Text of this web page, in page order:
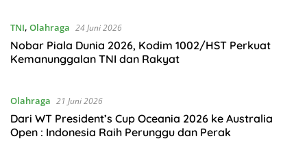
TNI, Olahraga 24 Juni 2026
Nobar Piala Dunia 2026, Kodim 1002/HST Perkuat
Kemanunggalan TNI dan Rakyat
Olahraga 21 Juni 2026
Dari WT President’s Cup Oceania 2026 ke Australia
Open : Indonesia Raih Perunggu dan Perak